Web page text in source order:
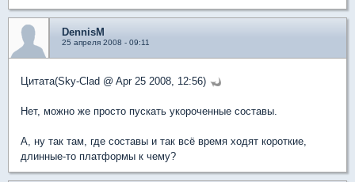
DennisM
25 апреля 2008 - 09:11
Цитата(Sky-Clad @ Apr 25 2008, 12:56)
Нет, можно же просто пускать укороченные составы.
А, ну так там, где составы и так всё время ходят короткие,
длинные-то платформы к чему?